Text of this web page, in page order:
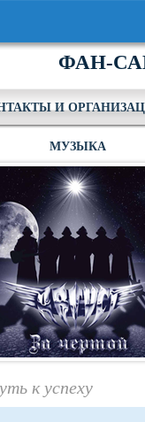
ФАН-
И
МУЗЫКА
к успеху